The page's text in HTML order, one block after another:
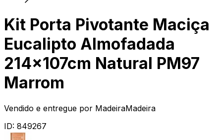
Kit Porta Pivotante Maciça
Eucalipto Almofadada
214x107cm Natural PM97
Marrom
Vendido e entregue por MadeiraMadeira
ID: 849267